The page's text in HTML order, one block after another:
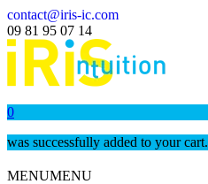
contact@iris-ic.com
09 81 95 07 14
0
was successfully added to your cart.
MENUMENU